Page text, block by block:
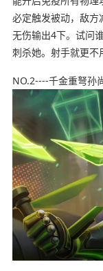
必定触发被动，敌方
无伤输出4下。试问
刺杀她。射手就更不
NO.2----千金重弩孙